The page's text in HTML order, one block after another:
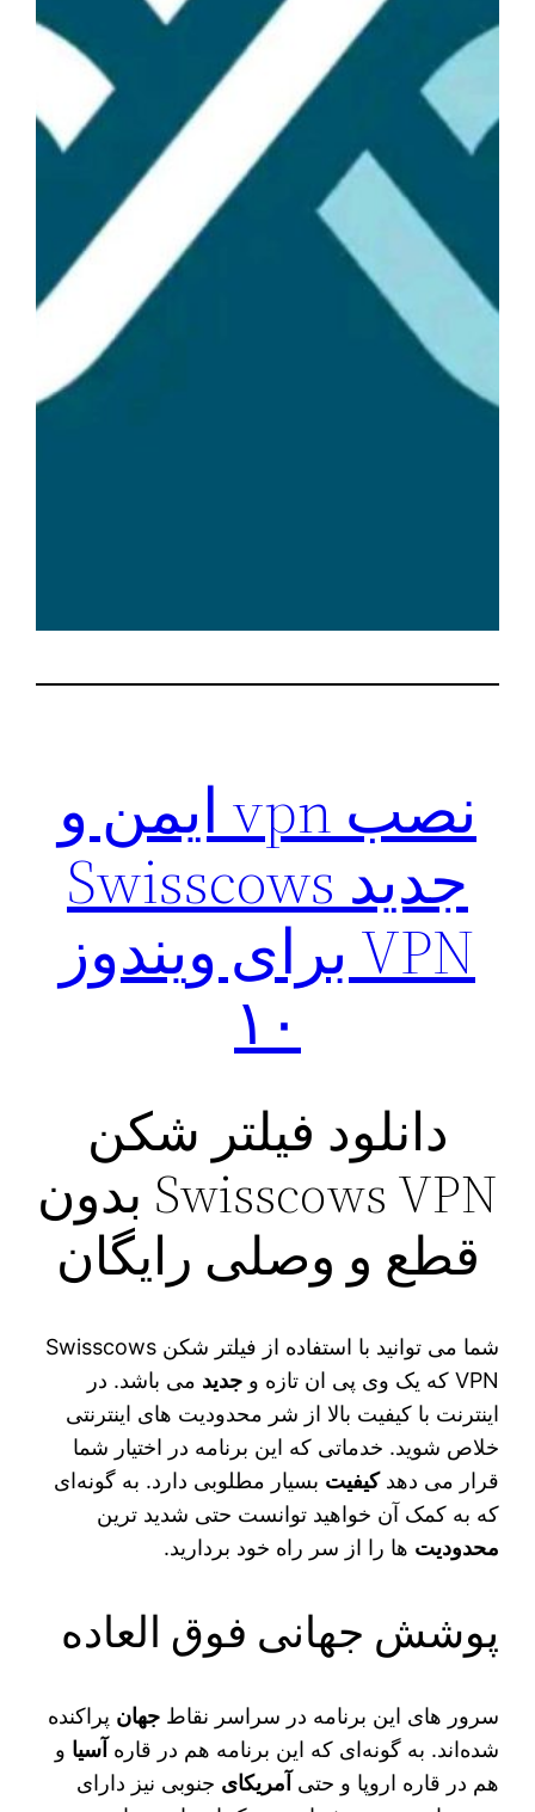
نصب vpn ایمن و
جدید Swisscows
VPN برای ویندوز
۱۰
دانلود فیلتر شکن
Swisscows VPN بدون
قطع و وصلی رایگان
شما می‌ توانید با استفاده از فیلتر شکن Swisscows
VPN که یک وی پی ان تازه و
جدید می‌ باشد. در
اینترنت با کیفیت بالا از شر محدودیت‌ های اینترنتی
خلاص شوید. خدماتی که این برنامه در اختیار شما
قرار می‌ دهدکیفیت بسیار مطلوبی دارد. به گونه‌ای
که به کمک آن خواهید توانست حتی شدید ترین
محدودیت‌ ها را از سر راه خود بردارید.
پوشش جهانی فوق العاده
سرور های این برنامه در سراسر نقاطجهان پراکنده
شده‌اند. به گونه‌ای که این برنامه هم در قاره آسیا و
هم در قاره اروپا و حتی آمریکای جنوبی نیز دارای